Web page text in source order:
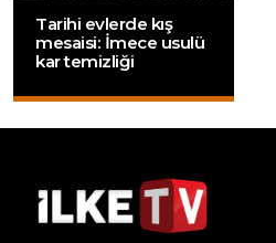
Tarihi evlerde kış
mesaisi: İmece usulü
kar temizliği